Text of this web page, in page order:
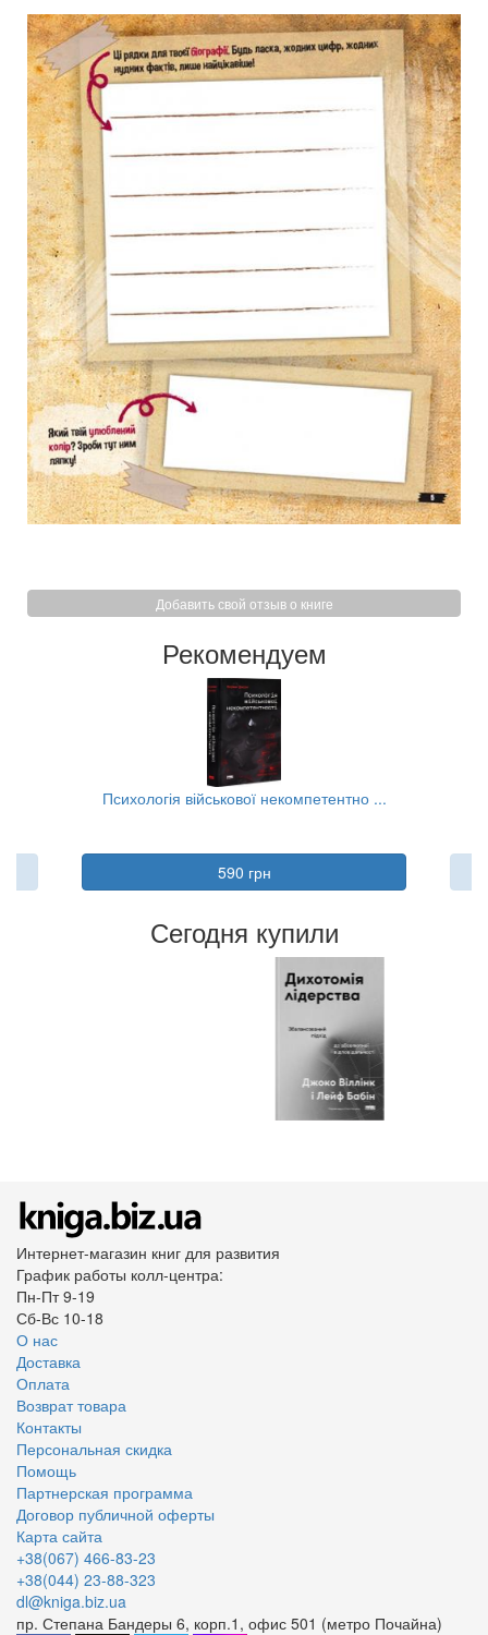
Добавить свой отзыв о книге
Рекомендуем
Психологія військової некомпетентно ...
590 грн
Сегодня купили
Интернет-магазин книг для развития
График работы колл-центра:
Пн-Пт 9-19
Сб-Вс 10-18
О нас
Доставка
Оплата
Возврат товара
Контакты
Персональная скидка
Помощь
Партнерская программа
Договор публичной оферты
Карта сайта
+38(067) 466-83-23
+38(044) 23-88-323
dl@kniga.biz.ua
пр. Степана Бандеры 6, корп.1, офис 501 (метро Почайна)